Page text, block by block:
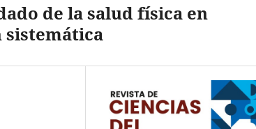
de la salud física en
sistemática